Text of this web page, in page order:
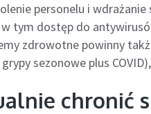
personelu i
tym dostęp do
zdrowotne powinny
sezonowe plus
chronić